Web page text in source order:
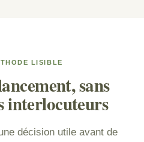
LISIBLE
sans
interlocuteurs
décision utile avant de